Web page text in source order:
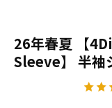
26年春夏 【
Sleeve】 半袖